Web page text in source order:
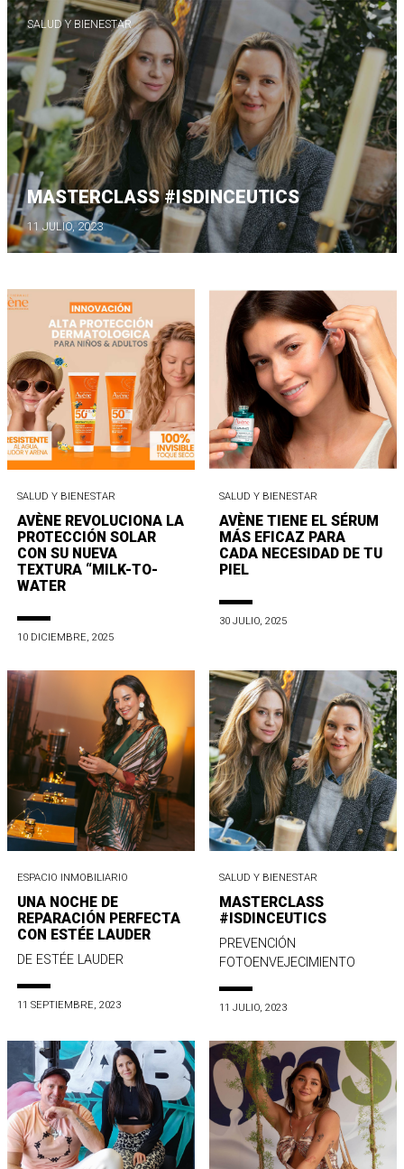
SALUD Y BIENESTAR
MASTERCLASS #ISDINCEUTICS
11 JULIO, 2023
SALUD Y BIENESTAR
AVÈNE REVOLUCIONA LA
PROTECCIÓN SOLAR
CON SU NUEVA
TEXTURA “MILK-TO-
WATER
10 DICIEMBRE, 2025
SALUD Y BIENESTAR
AVÈNE TIENE EL SÉRUM
MÁS EFICAZ PARA
CADA NECESIDAD DE TU
PIEL
30 JULIO, 2025
ESPACIO INMOBILIARIO
UNA NOCHE DE
REPARACIÓN PERFECTA
CON ESTÉE LAUDER
DE ESTÉE LAUDER
11 SEPTIEMBRE, 2023
SALUD Y BIENESTAR
MASTERCLASS
#ISDINCEUTICS
PREVENCIÓN
FOTOENVEJECIMIENTO
11 JULIO, 2023